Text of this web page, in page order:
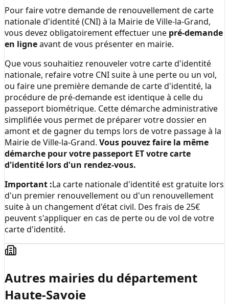
Pour faire votre demande de renouvellement de carte
nationale d'identité (CNI) à la Mairie de Ville-la-Grand,
vous devez obligatoirement effectuer une pré-demande
en ligneavant de vous présenter en mairie.
Que vous souhaitiez renouveler votre carte d'identité
nationale, refaire votre CNI suite à une perte ou un vol,
ou faire une première demande de carte d'identité, la
procédure de pré-demande est identique à celle du
passeport biométrique. Cette démarche administrative
simplifiée vous permet de préparer votre dossier en
amont et de gagner du temps lors de votre passage à la
Mairie de Ville-la-Grand. Vous pouvez faire la même
démarche pour votre passeport ET votre carte
d'identité lors d'un rendez-vous.
Important :La carte nationale d'identité est gratuite lors
d'un premier renouvellement ou d'un renouvellement
suite à un changement d'état civil. Des frais de 25€
peuvent s'appliquer en cas de perte ou de vol de votre
carte d'identité.
Autres mairies du département
Haute-Savoie